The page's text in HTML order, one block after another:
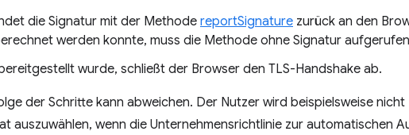
die Signatur mit der Methode reportSignature zurück an den
werden konnte, muss die Methode ohne Signatur
wurde, schließt der Browser den TLS-Handshake ab.
der Schritte kann abweichen. Der Nutzer wird beispielsweise nicht
auszuwählen, wenn die Unternehmensrichtlinie zur automatischen